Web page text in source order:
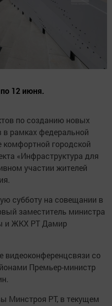
по 12 июня.
по созданию новых
рамках федеральной
городской
«Инфраструктура для
участии жителей
субботу на совещании в
заместитель министра
и ЖКХ РТ Дамир
со
Премьер-министр
Минстроя РТ, в текущем